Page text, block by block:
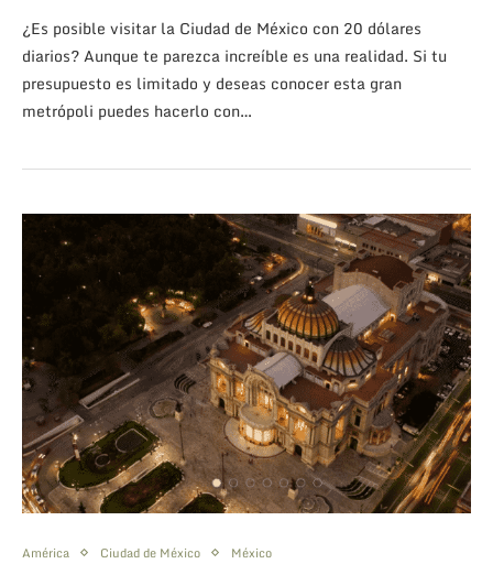
¿Es posible visitar la Ciudad de México con 20 dólares
diarios? Aunque te parezca increíble es una realidad. Si tu
presupuesto es limitado y deseas conocer esta gran
metrópoli puedes hacerlo con…
América Ciudad de México México